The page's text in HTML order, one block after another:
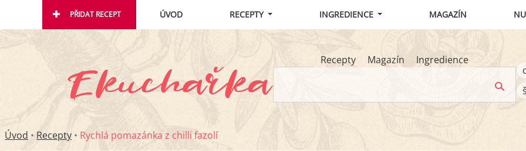
PŘIDAT RECEPT ÚVOD RECEPTY INGREDIENCE MAGAZÍN
Recepty Magazín
Ingredience
Úvod • Recepty • Rychlá pomazánka z chilli fazolí